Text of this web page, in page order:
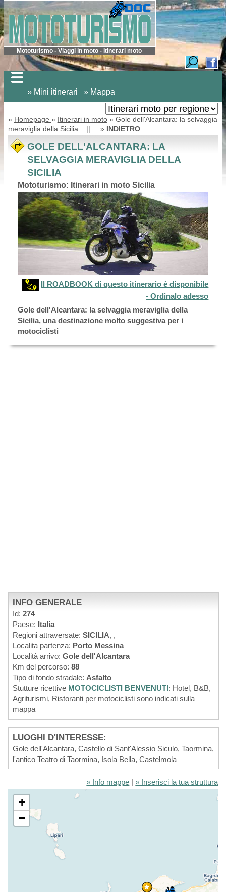
Mototurismo - Viaggi in moto - Itinerari moto
» Mini itinerari » Mappa
» Homepage » Itinerari in moto» Gole dell'Alcantara: la selvaggia
meraviglia della Sicilia || » INDIETRO
GOLE DELL'ALCANTARA: LA
SELVAGGIA MERAVIGLIA DELLA
SICILIA
Mototurismo: Itinerari in moto Sicilia
Il ROADBOOK di questo itinerario è disponibile
- Ordinalo adesso
Gole dell'Alcantara: la selvaggia meraviglia della
Sicilia, una destinazione molto suggestiva per i
motociclisti
INFO GENERALE
Id: 274
Paese: Italia
Regioni attraversate: SICILIA, ,
Localita partenza: Porto Messina
Località arrivo: Gole dell'Alcantara
Km del percorso: 88
Tipo di fondo stradale: Asfalto
Stutture ricettive MOTOCICLISTI BENVENUTI: Hotel, B&B,
Agriturismi, Ristoranti per motociclisti sono indicati sulla
mappa
LUOGHI D'INTERESSE:
Gole dell'Alcantara, Castello di Sant'Alessio Siculo, Taormina,
l'antico Teatro di Taormina, Isola Bella, Castelmola
» Info mappe |» Inserisci la tua struttura
+
−